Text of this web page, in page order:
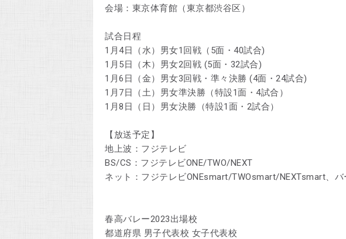
会場：東京体育館（東京都渋谷区）
試合日程
1月4日（水）男女1回戦（5面・40試合)
1月5日（木）男女2回戦 (5面・32試合)
1月6日（金）男女3回戦・準々決勝 (4面・24試合)
1月7日（土）男女準決勝（特設1面・4試合）
1月8日（日）男女決勝（特設1面・2試合）
【放送予定】
地上波：フジテレビ
BS/CS：フジテレビONE/TWO/NEXT
ネット：フジテレビONEsmart/TWOsmart/NEXTsmart、バ
春高バレー2023出場校
都道府県 男子代表校 女子代表校